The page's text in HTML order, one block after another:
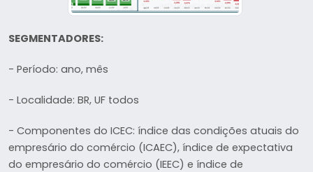
SEGMENTADORES:
- Período: ano, mês
- Localidade: BR, UF todos
- Componentes do ICEC: índice das condições atuais do
empresário do comércio (ICAEC), índice de expectativa
do empresário do comércio (IEEC) e índice de